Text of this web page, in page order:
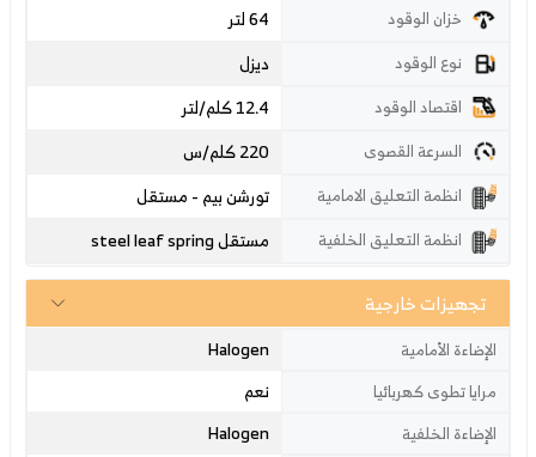
خزان الوقود 64 لتر
نوع الوقود ديزل
اقتصاد الوقود 12.4 كلم/لتر
السرعة القصوى 220كلم/س
انظمة التعليق الامامية تورشن بيم - مستقل
انظمة التعليق الخلفية مستقل steel leaf spring
تجهيزات خارجية
الإضاءة الأمامية Halogen
مرايا تطوى كهربائيا نعم
الإضاءة الخلفية Halogen